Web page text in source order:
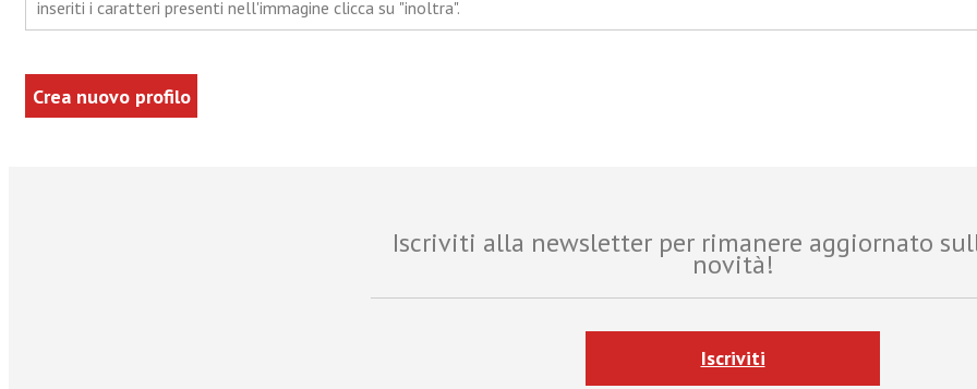
inseriti i caratteri presenti nell'immagine clicca su "inoltra".
Iscriviti alla newsletter per rimanere aggiornato
novità!
Iscriviti